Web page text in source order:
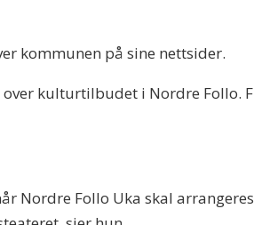
kommunen på sine nettsider.
kulturtilbudet i Nordre Follo.
Nordre Follo Uka skal